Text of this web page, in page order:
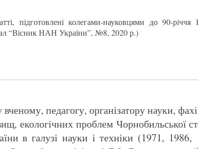
підготовлені колегами-науковцями до 90-річчя
“Вісник НАН України”, №8, 2020 р.)
педагогу, організатору науки,
екологічних проблем Чорнобильської
в галузі науки і техніки (1971, 1986,